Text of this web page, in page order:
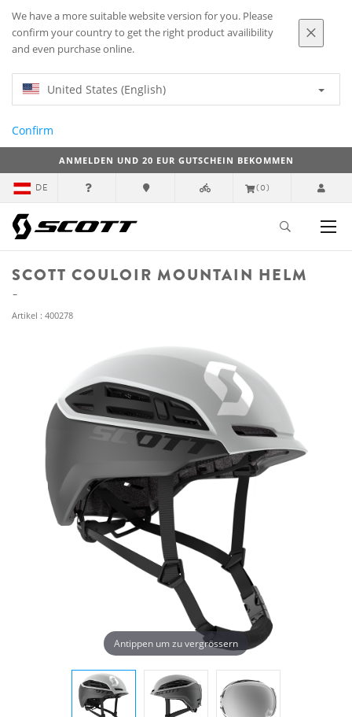
We have a more suitable website version for you. Please
confirm your country to get the right product availibility
and even purchase online.
United States (English)
Confirm
ANMELDEN UND 20 EUR GUTSCHEIN BEKOMMEN
DE (0)
SCOTT COULOIR MOUNTAIN HELM
Artikel : 400278
Antippen um zu vergrössern